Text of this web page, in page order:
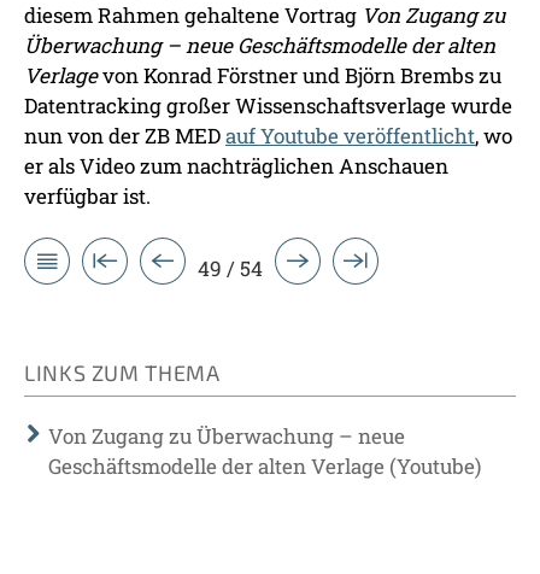
diesem Rahmen gehaltene Vortrag Von Zugang zu
Überwachung – neue Geschäftsmodelle der alten
Verlagevon Konrad Förstner und Björn Brembs zu
Datentracking großer Wissenschaftsverlage wurde
nun von der ZB MEDauf Youtube veröffentlicht, wo
er als Video zum nachträglichen Anschauen
verfügbar ist.
49 / 54
LINKS ZUM THEMA
Von Zugang zu Überwachung – neue
Geschäftsmodelle der alten Verlage (Youtube)